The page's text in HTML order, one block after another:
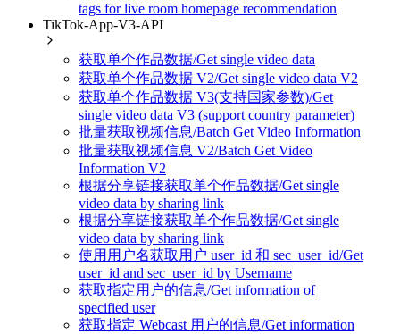
tags for live room homepage recommendation
TikTok-App-V3-API
获取单个作品数据/Get single video data
获取单个作品数据 V2/Get single video data V2
获取单个作品数据 V3(支持国家参数)/Get
single video data V3 (support country parameter)
批量获取视频信息/Batch Get Video Information
批量获取视频信息 V2/Batch Get Video
Information V2
根据分享链接获取单个作品数据/Get single
video data by sharing link
根据分享链接获取单个作品数据/Get single
video data by sharing link
使用用户名获取用户 user_id 和 sec_user_id/Get
user_id and sec_user_id by Username
获取指定用户的信息/Get information of
specified user
获取指定 Webcast 用户的信息/Get information